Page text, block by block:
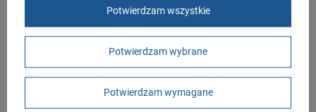
Polska
Zobacz również
Buty sportowe Puma Gravition [383204 01]
Potwierdzam wybrane
Potwierdzam wymagane
Potwierdzam wszystkie